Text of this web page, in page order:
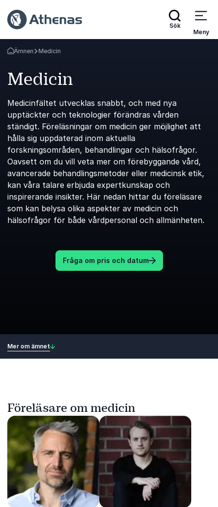
Sök
Meny
Gå tillbaka till startsidan
Ämnen Medicin
Medicin
Medicinfältet utvecklas snabbt, och med nya
upptäckter och teknologier förändras vården
ständigt. Föreläsningar om medicin ger möjlighet att
hålla sig uppdaterad inom aktuella
forskningsområden, behandlingar och hälsofrågor.
Oavsett om du vill veta mer om förebyggande vård,
avancerade behandlingsmetoder eller medicinsk etik,
kan våra talare erbjuda expertkunskap och
inspirerande insikter. Här nedan hittar du föreläsare
som kan belysa olika aspekter av medicin och
hälsofrågor för både vårdpersonal och allmänheten.
Fråga om pris och datum
Mer om ämnet
Föreläsare om medicin